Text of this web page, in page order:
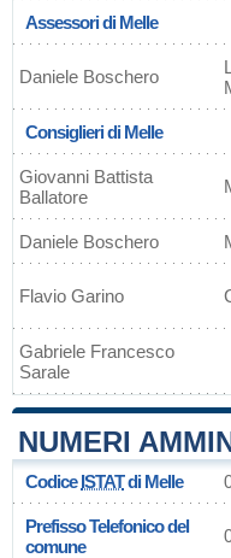
Assessori di Melle
Daniele Boschero
Consiglieri di Melle
Giovanni Battista
Ballatore
Daniele Boschero
Flavio Garino
Gabriele Francesco
Sarale
NUMERI
CodiceISTATdi Melle
Prefisso Telefonico del
comune